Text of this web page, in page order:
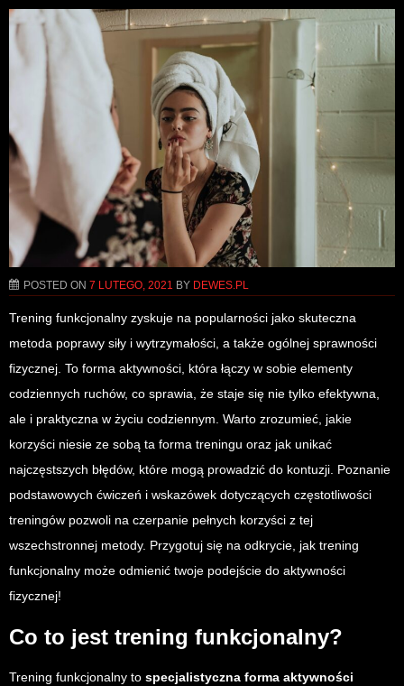
POSTED ON 7 LUTEGO, 2021 BY DEWES.PL
Trening funkcjonalny zyskuje na popularności jako skuteczna
metoda poprawy siły i wytrzymałości, a także ogólnej sprawności
fizycznej. To forma aktywności, która łączy w sobie elementy
codziennych ruchów, co sprawia, że staje się nie tylko efektywna,
ale i praktyczna w życiu codziennym. Warto zrozumieć, jakie
korzyści niesie ze sobą ta forma treningu oraz jak unikać
najczęstszych błędów, które mogą prowadzić do kontuzji. Poznanie
podstawowych ćwiczeń i wskazówek dotyczących częstotliwości
treningów pozwoli na czerpanie pełnych korzyści z tej
wszechstronnej metody. Przygotuj się na odkrycie, jak trening
funkcjonalny może odmienić twoje podejście do aktywności
fizycznej!
Co to jest trening funkcjonalny?
Trening funkcjonalny to specjalistyczna forma aktywności